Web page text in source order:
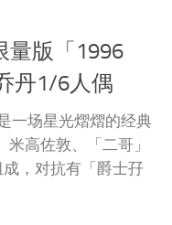
量版「1996
丹1/6人偶
一场星光熠熠的经典
高佐敦、「二哥」
，对抗有「爵士孖